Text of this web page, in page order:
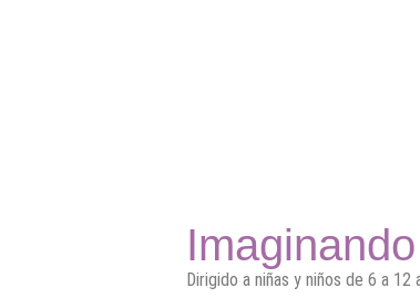
Dirigido a niñas y niños de 6 a 12